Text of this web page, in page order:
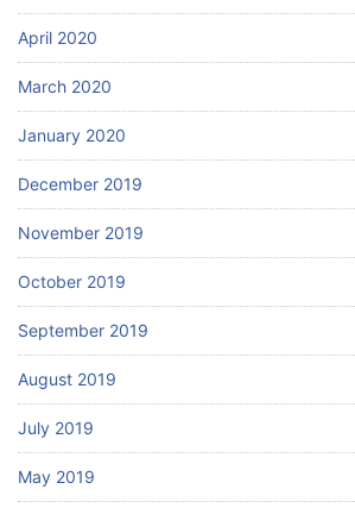
April 2020
March 2020
January 2020
December 2019
November 2019
October 2019
September 2019
August 2019
July 2019
May 2019